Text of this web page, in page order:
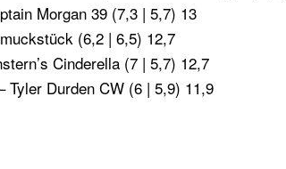
Morgan 39 (7,3 | 5,7) 13
(6,2 | 6,5) 12,7
Cinderella (7 | 5,7) 12,7
Tyler Durden CW (6 | 5,9) 11,9